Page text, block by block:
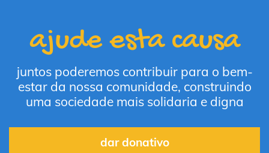
ajude esta causa
juntos poderemos contribuir para o bem-
estar da nossa comunidade, construindo
uma sociedade mais solidaria e digna
dar donativo